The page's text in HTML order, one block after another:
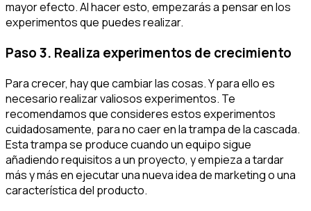
mayor efecto. Al hacer esto, empezarás a pensar en los
experimentos que puedes realizar.
Paso 3. Realiza experimentos de crecimiento
Para crecer, hay que cambiar las cosas. Y para ello es
necesario realizar valiosos experimentos. Te
recomendamos que consideres estos experimentos
cuidadosamente, para no caer en la trampa de la cascada.
Esta trampa se produce cuando un equipo sigue
añadiendo requisitos a un proyecto, y empieza a tardar
más y más en ejecutar una nueva idea de marketing o una
característica del producto.